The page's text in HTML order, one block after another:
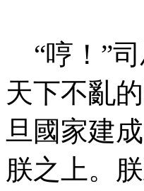
“哼！”司
天下不亂
旦國家建
朕之上。